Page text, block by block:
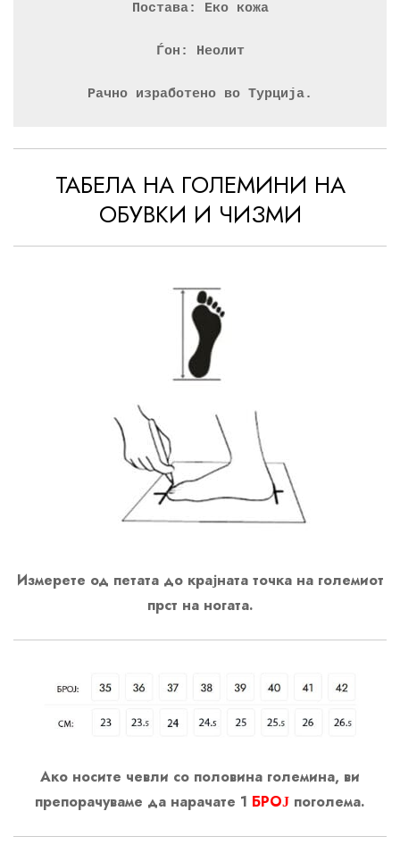
Постава: Еко кожа
Ѓон: Неолит
Рачно изработено во Турција.
ТАБЕЛА НА ГОЛЕМИНИ НА
ОБУВКИ И ЧИЗМИ
Измерете од петата до крајната точка на големиот
прст на ногата.
Ако носите чевли со половина големина, ви
препорачуваме да нарачате 1 БРОЈ поголема.